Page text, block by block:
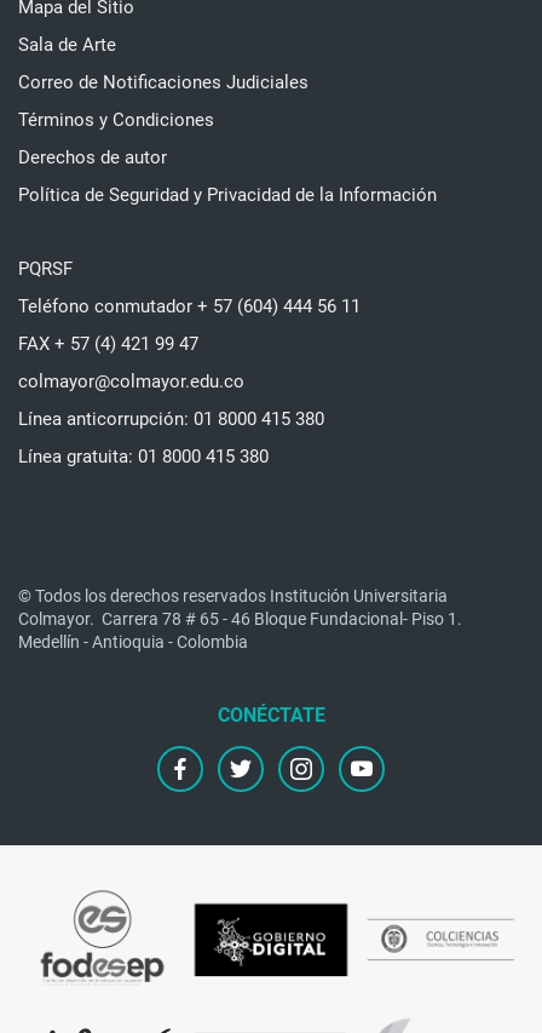
Mapa del Sitio
Sala de Arte
Correo de Notificaciones Judiciales
Términos y Condiciones
Derechos de autor
Política de Seguridad y Privacidad de la Información
PQRSF
Teléfono conmutador + 57 (604) 444 56 11
FAX + 57 (4) 421 99 47
colmayor@colmayor.edu.co
Línea anticorrupción: 01 8000 415 380
Línea gratuita: 01 8000 415 380
© Todos los derechos reservados Institución Universitaria
Colmayor. Carrera 78 # 65 - 46 Bloque Fundacional- Piso 1.
Medellín - Antioquia - Colombia